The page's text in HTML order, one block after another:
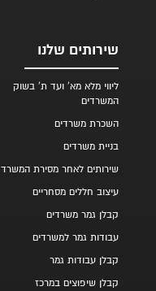
שירותים שלנו
ליווי מלא מא' ועד ת' בשוק
המשרדים
השכרת משרדים
בניית משרדים
שירותים לאחר מסירת המשרד
עיצוב חללים מסחריים
קבלן גמר משרדים
עבודות גמר למשרדים
קבלן עבודות גמר
קבלן שיפוצים במרכז